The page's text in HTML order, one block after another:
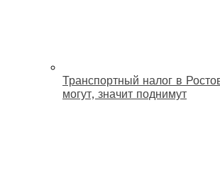
Транспортный налог в
могут, значит поднимут